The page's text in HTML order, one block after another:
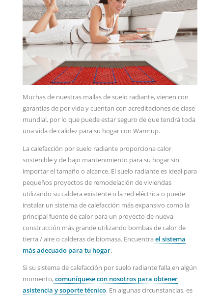
Muchas de nuestras mallas de suelo radiante, vienen con
garantías de por vida y cuentan con acreditaciones de clase
mundial, por lo que puede estar seguro de que tendrá toda
una vida de calidez para su hogar con Warmup.
La calefacción por suelo radiante proporciona calor
sostenible y de bajo mantenimiento para su hogar sin
importar el tamaño o alcance. El suelo radiante es ideal para
pequeños proyectos de remodelación de viviendas
utilizando su caldera existente o la red eléctrica o puede
instalar un sistema de calefacción más expansivo como la
principal fuente de calor para un proyecto de nueva
construcción más grande utilizando bombas de calor de
tierra / aire o calderas de biomasa. Encuentra el sistema
más adecuado para tu hogar.
Si su sistema de calefacción por suelo radiante falla en algún
momento,comuníquese con nosotros para obtener
asistencia y soporte técnico. En algunas circunstancias, es